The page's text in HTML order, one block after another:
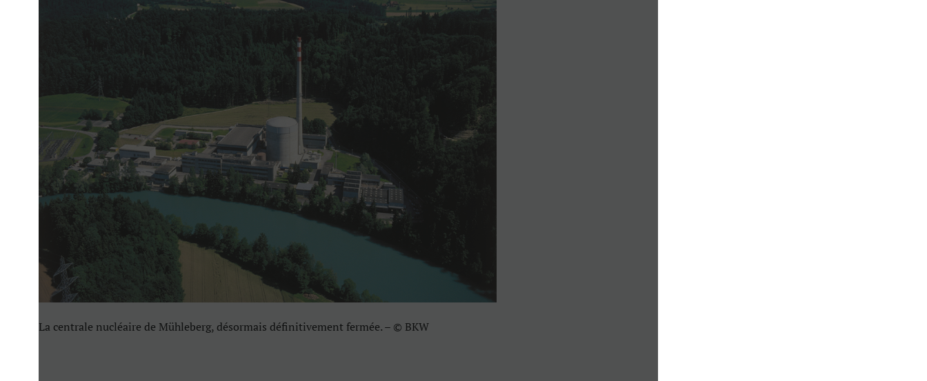
La centrale nucléaire de Mühleberg, désormais définitivement fermée. – © BKW